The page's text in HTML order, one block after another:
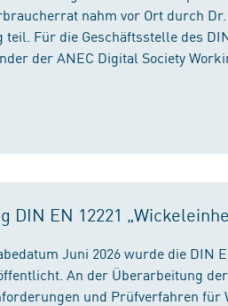
nahm vor Ort durch
teil. Für die Geschäftsstelle des
der ANEC Digital Society
DIN EN 12221
Juni 2026 wurde die DIN
An der Überarbeitung
und Prüfverfahren